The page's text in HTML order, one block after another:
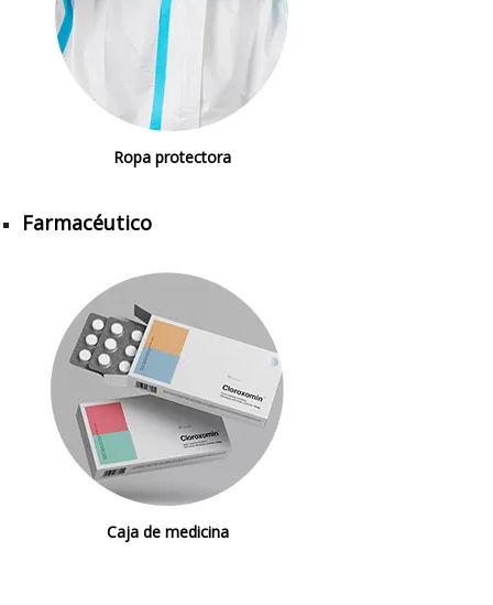
Ropa protectora
Farmacéutico
Caja de medicina